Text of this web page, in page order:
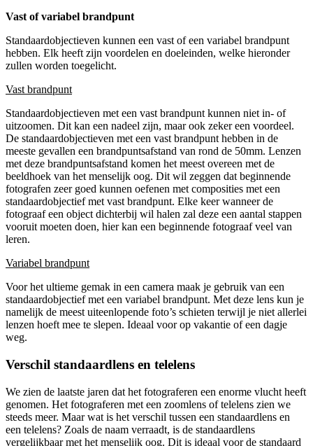
Vast of variabel brandpunt
Standaardobjectieven kunnen een vast of een variabel brandpunt
hebben. Elk heeft zijn voordelen en doeleinden, welke hieronder
zullen worden toegelicht.
Vast brandpunt
Standaardobjectieven met een vast brandpunt kunnen niet in- of
uitzoomen. Dit kan een nadeel zijn, maar ook zeker een voordeel.
De standaardobjectieven met een vast brandpunt hebben in de
meeste gevallen een brandpuntsafstand van rond de 50mm. Lenzen
met deze brandpuntsafstand komen het meest overeen met de
beeldhoek van het menselijk oog. Dit wil zeggen dat beginnende
fotografen zeer goed kunnen oefenen met composities met een
standaardobjectief met vast brandpunt. Elke keer wanneer de
fotograaf een object dichterbij wil halen zal deze een aantal stappen
vooruit moeten doen, hier kan een beginnende fotograaf veel van
leren.
Variabel brandpunt
Voor het ultieme gemak in een camera maak je gebruik van een
standaardobjectief met een variabel brandpunt. Met deze lens kun je
namelijk de meest uiteenlopende foto’s schieten terwijl je niet allerlei
lenzen hoeft mee te slepen. Ideaal voor op vakantie of een dagje
weg.
Verschil standaardlens en telelens
We zien de laatste jaren dat het fotograferen een enorme vlucht heeft
genomen. Het fotograferen met een zoomlens of telelens zien we
steeds meer. Maar wat is het verschil tussen een standaardlens en
een telelens? Zoals de naam verraadt, is de standaardlens
vergelijkbaar met het menselijk oog. Dit is ideaal voor de standaard